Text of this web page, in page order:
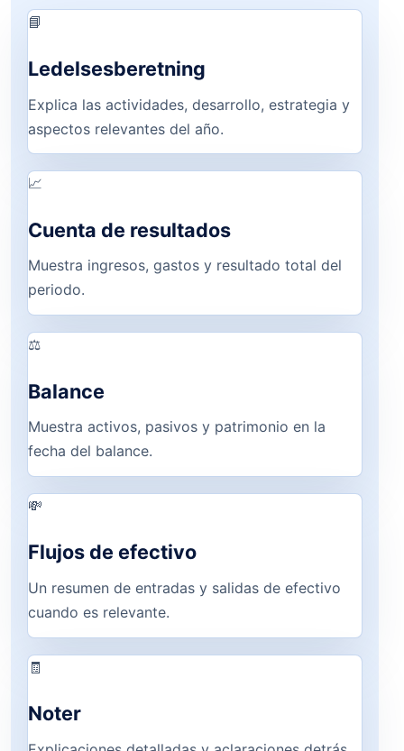
📘
Ledelsesberetning
Explica las actividades, desarrollo, estrategia y
aspectos relevantes del año.
📈
Cuenta de resultados
Muestra ingresos, gastos y resultado total del
periodo.
⚖️
Balance
Muestra activos, pasivos y patrimonio en la
fecha del balance.
💸
Flujos de efectivo
Un resumen de entradas y salidas de efectivo
cuando es relevante.
🧾
Noter